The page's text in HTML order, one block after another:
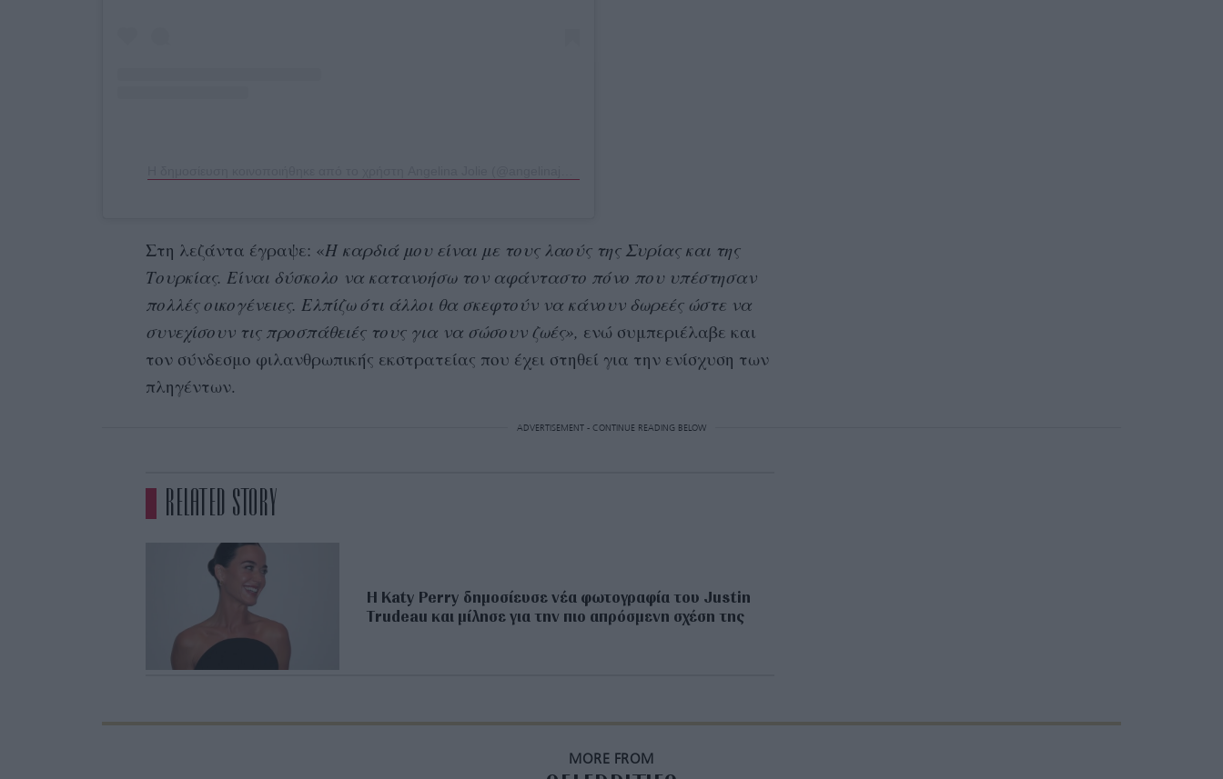
Στη λεζάντα έγραψε: «Η καρδιά μου είναι με τους λαούς της Συρίας και της
Τουρκίας. Είναι δύσκολο να κατανοήσω τον αφάνταστο πόνο που υπέστησαν
πολλές οικογένειες. Ελπίζω ότι άλλοι θα σκεφτούν να κάνουν δωρεές ώστε να
συνεχίσουν τις προσπάθειές τους για να σώσουν ζωές», ενώ συμπεριέλαβε και
τον σύνδεσμο φιλανθρωπικής εκστρατείας που έχει στηθεί για την ενίσχυση των
πληγέντων.
ADVERTISEMENT - CONTINUE READING BELOW
RELATED STORY
Η Katy Perry δημοσίευσε νέα φωτογραφία του Justin
Trudeau και μίλησε για την πιο απρόσμενη σχέση της
MORE FROM